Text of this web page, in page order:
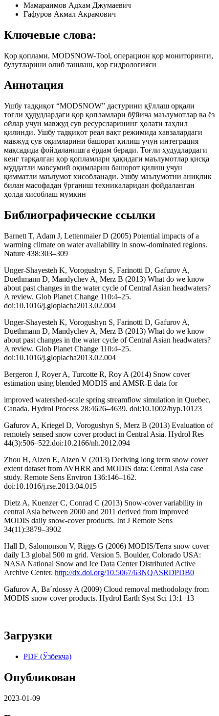
Мамараимов Адхам Джумаевич
Гафуров Акмал Акрамович
Ключевые слова:
Қор қоплами, MODSNOW-Tool, операцион қор мониторинги,
булутларини oлиб ташлаш, қор гидрологияси
Аннотация
Ушбу тадқиқот “MODSNOW” дастурини қўллаш орқали
тоғли ҳудудлардаги қор қопламлари бўйича маълумотлар ва ёз
ойлар учун мавжуд сув ресурсларининг ҳолати таҳлил
қилинди. Ушбу тадқиқот реал вақт режимида хавзалардаги
мавжуд сув оқимларини башорат қилиш учун интеграция
мақсадида фойдаланишга ёрдам беради. Тоғли ҳудудлардаги
кенг тарқалган қор қопламлари ҳақидаги маълумотлар қисқа
муддатли мавсумий оқимларни башорот қилиш учун
қимматли маълумот хисобланади. Ушбу маълумотни аниқлик
билан масофадан ўрганиш техникаларидан фойдаланган
ҳолда хисоблаш мумкин
Библиографические ссылки
Barnett T, Adam J, Lettenmaier D (2005) Potential impacts of a
warming climate on water availability in snow-dominated regions.
Nature 438:303–309
Unger-Shayesteh K, Vorogushyn S, Farinotti D, Gafurov A,
Duethmann D, Mandychev A, Merz B (2013) What do we know
about past changes in the water cycle of Central Asian headwaters?
A review. Glob Planet Change 110:4–25.
doi:10.1016/j.gloplacha2013.02.004
Unger-Shayesteh K, Vorogushyn S, Farinotti D, Gafurov A,
Duethmann D, Mandychev A, Merz B (2013) What do we know
about past changes in the water cycle of Central Asian headwaters?
A review. Glob Planet Change 110:4–25.
doi:10.1016/j.gloplacha2013.02.004
Bergeron J, Royer A, Turcotte R, Roy A (2014) Snow cover
estimation using blended MODIS and AMSR-E data for
improved watershed-scale spring streamflow simulation in Quebec,
Canada. Hydrol Process 28:4626–4639. doi:10.1002/hyp.10123
Gafurov A, Kriegel D, Vorogushyn S, Merz B (2013) Evaluation of
remotely sensed snow cover product in Central Asia. Hydrol Res
44(3):506–522.doi:10.2166/nh.2012.094
Zhou H, Aizen E, Aizen V (2013) Deriving long term snow cover
extent dataset from AVHRR and MODIS data: Central Asia case
study. Remote Sens Environ 136:146–162.
doi:10.1016/j.rse.2013.04.015
Dietz A, Kuenzer C, Conrad C (2013) Snow-cover variability in
central Asia between 2000 and 2011 derived from improved
MODIS daily snow-cover products. Int J Remote Sens
34(11):3879–3902
Hall D, Salomonson V, Riggs G (2006) MODIS/Terra snow cover
daily L3 global 500 m grid. Version 5. Boulder, Colorado USA:
NASA National Snow and Ice Data Center Distributed Active
Archive Center. http://dx.doi.org/10.5067/63NQASRDPDB0
Gafurov A, Ba´rdossy A (2009) Cloud removal methodology from
MODIS snow cover products. Hydrol Earth Syst Sci 13:1–13
Загрузки
PDF (Ўзбекча)
Опубликован
2023-01-09